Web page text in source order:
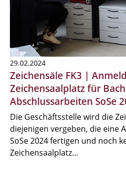
29.02.2024
Zeichensäle FK3 |
Zeichensaalplatz für
Abschlussarbeiten SoSe
Die Geschäftsstelle wird die
diejenigen vergeben, die eine
SoSe 2024 fertigen und noch
Zeichensaalplatz…